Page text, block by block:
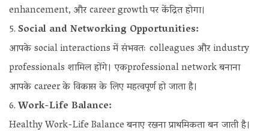
enhancement, और career growth पर केंद्रित होगा।
Social and Networking Opportunities:
आपके social interactions में संभवतः colleagues और industry
professionals शामिल होंगे। एकprofessional network बनाना
आपके career के विकास के लिए महत्वपूर्ण हो जाता है।
Work-Life Balance:
Healthy Work-Life Balance बनाए रखना प्राथमिकता बन जाती है।